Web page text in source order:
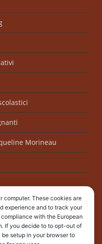
Morineau
personali
computer. These cookies are
experience and to track your
with the European
If you decide to to opt-out of
setup in your browser to